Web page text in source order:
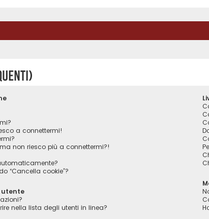
a connettermi!
non riesco più a connettermi?!
“Cancella cookie”?
utente
nella lista degli utenti in linea?